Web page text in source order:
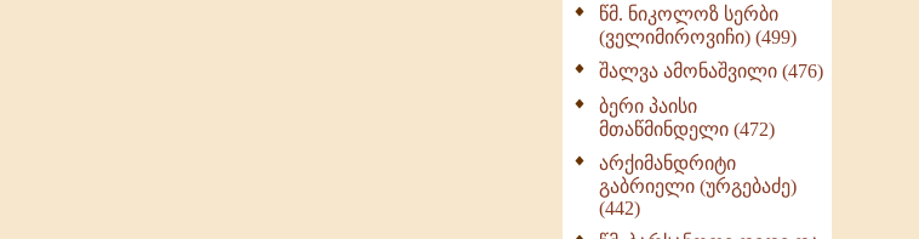
წმ. ნიკოლოზ სერბი
(ველიმიროვიჩი) (499)
შალვა ამონაშვილი (476)
ბერი პაისი
მთაწმინდელი (472)
არქიმანდრიტი
გაბრიელი (ურგებაძე)
(442)